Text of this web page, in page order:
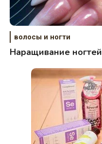
волосы и ногти
Наращивание ногтей